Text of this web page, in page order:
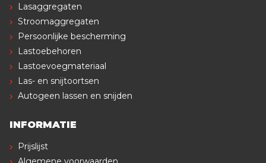
Lasaggregaten
Stroomaggregaten
Persoonlijke bescherming
Lastoebehoren
Lastoevoegmateriaal
Las- en snijtoortsen
Autogeen lassen en snijden
INFORMATIE
Prijslijst